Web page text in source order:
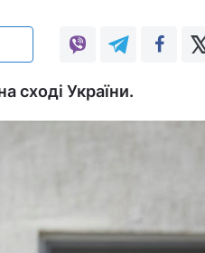
сході України.